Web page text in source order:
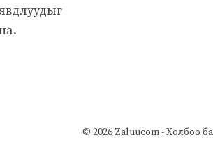
© 2026 Zaluucom -Холбоо